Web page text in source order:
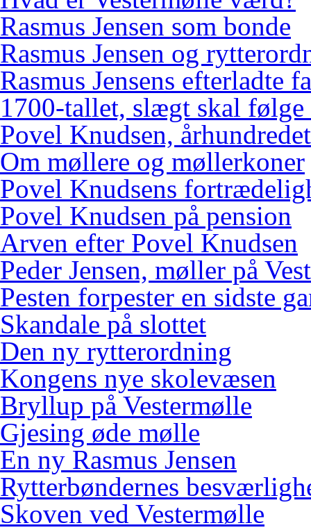
Rasmus Jensen som bonde
Rasmus Jensen og
Rasmus Jensens efterladte
1700-tallet, slægt skal følge
Povel Knudsen,
Om møllere og møllerkoner
Povel Knudsens
Povel Knudsen på pension
Arven efter Povel Knudsen
Peder Jensen, møller på
Pesten forpester en sidste
Skandale på slottet
Den ny rytterordning
Kongens nye skolevæsen
Bryllup på Vestermølle
Gjesing øde mølle
En ny Rasmus Jensen
Rytterbøndernes
Skoven ved Vestermølle